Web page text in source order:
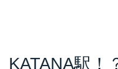
KATANA駅！